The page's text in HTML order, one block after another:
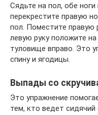
Сядьте на пол, обе
перекрестите правую
пол. Поместите правую
левую руку положите
туловище вправо. Это
спину и ягодицы.
Выпады со
Это упражнение
тем, кто ведет